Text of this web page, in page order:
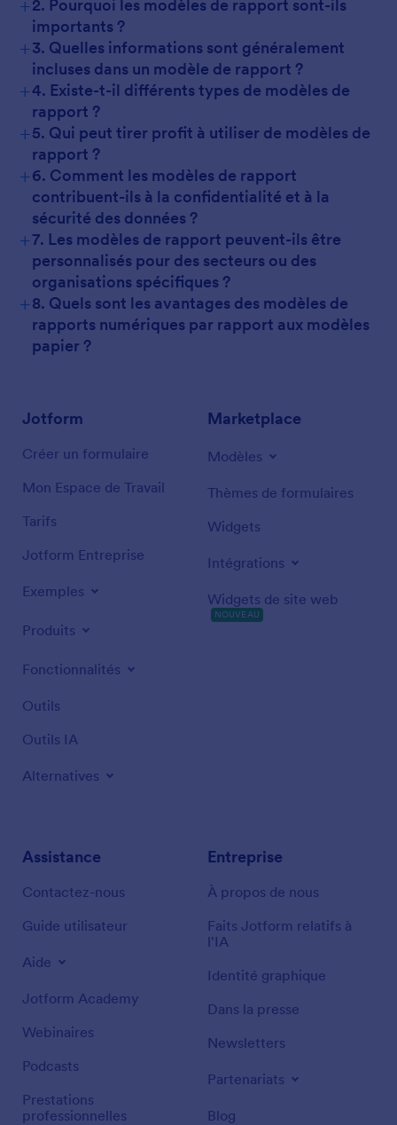
2. Pourquoi les modèles de rapport sont-ils
importants ?
+3. Quelles informations sont généralement
incluses dans un modèle de rapport ?
+4. Existe-t-il différents types de modèles de
rapport ?
+5. Qui peut tirer profit à utiliser de modèles de
rapport ?
+6. Comment les modèles de rapport
contribuent-ils à la confidentialité et à la
sécurité des données ?
+7. Les modèles de rapport peuvent-ils être
personnalisés pour des secteurs ou des
organisations spécifiques ?
+8. Quels sont les avantages des modèles de
rapports numériques par rapport aux modèles
papier ?
Jotform
Créer un formulaire
Mon Espace de Travail
Tarifs
Jotform Entreprise
Exemples
Produits
Fonctionnalités
Outils
Outils IA
Alternatives
Marketplace
Modèles
Thèmes de formulaires
Widgets
Intégrations
Widgets de site web
NOUVEAU
Assistance
Contactez-nous
Guide utilisateur
Aide
Jotform Academy
Webinaires
Podcasts
Prestations
professionnelles
Entreprise
À propos de nous
Faits Jotform relatifs à
l'IA
Identité graphique
Dans la presse
Newsletters
Partenariats
Blog